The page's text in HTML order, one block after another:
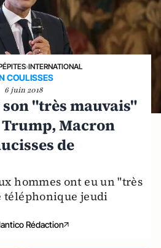
›INTERNATIONAL
COULISSES
6 juin 2018
"très mauvais"
Trump, Macron
de
hommes ont eu un "très
téléphonique jeudi
Rédaction